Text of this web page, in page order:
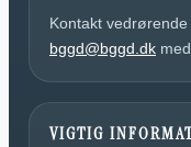
Kontakt
bggd@bggd.dk
VIGTIG